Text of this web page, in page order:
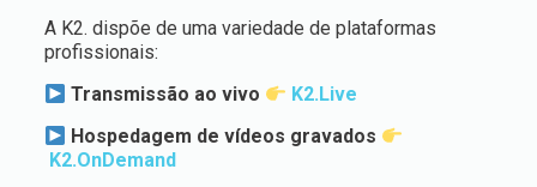
A K2. dispõe de uma variedade de plataformas
profissionais:
Transmissão ao vivo
K2.Live
Hospedagem de vídeos gravados
K2.OnDemand